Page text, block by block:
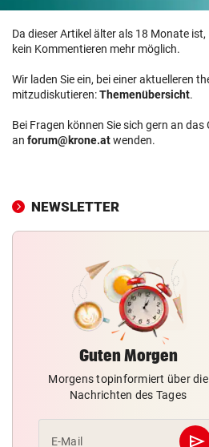
Da dieser Artikel älter als 18 Monate
kein Kommentieren mehr möglich.
Wir laden Sie ein, bei einer aktuelleren
mitzudiskutieren:Themenübersicht.
Bei Fragen können Sie sich gern an
an forum@krone.atwenden.
NEWSLETTER
Guten Morgen
Morgens topinformiert über die
Nachrichten des Tages
E-Mail send